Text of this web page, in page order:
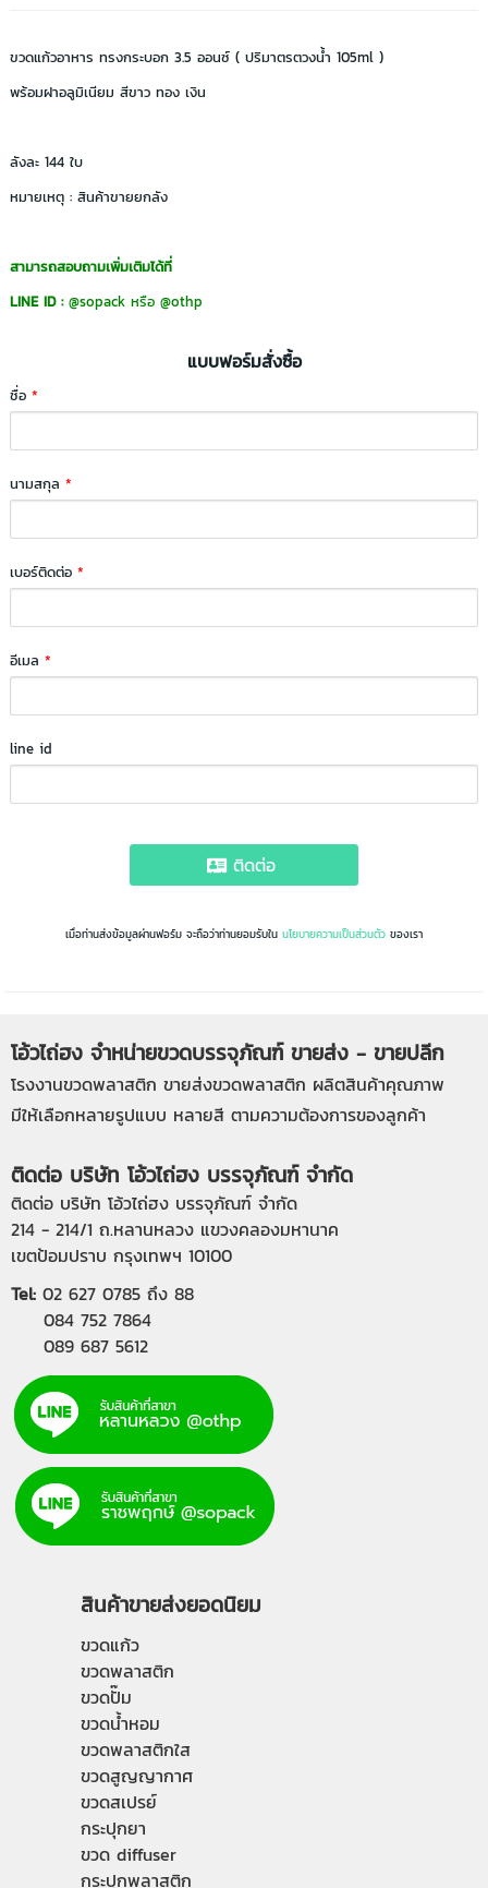
ขวดแก้วอาหาร ทรงกระบอก 3.5 ออนซ์ ( ปริมาตรตวงน้ำ 105ml )
พร้อมฝาอลูมิเนียม สีขาว ทอง เงิน
ลังละ 144 ใบ
หมายเหตุ : สินค้าขายยกลัง
สามารถสอบถามเพิ่มเติมได้ที่
LINE ID : @sopack หรือ@othp
แบบฟอร์มสั่งซื้อ
ชื่อ*
นามสกุล*
เบอร์ติดต่อ*
อีเมล*
line id
ติดต่อ
เมื่อท่านส่งข้อมูลผ่านฟอร์ม จะถือว่าท่านยอมรับใน นโยบายความเป็นส่วนตัว ของเรา
โอ้วไถ่ฮง จำหน่ายขวดบรรจุภัณฑ์ ขายส่ง - ขายปลีก
โรงงานขวดพลาสติก ขายส่งขวดพลาสติก ผลิตสินค้าคุณภาพ
มีให้เลือกหลายรูปแบบ หลายสี ตามความต้องการของลูกค้า
ติดต่อ บริษัท โอ้วไถ่ฮง บรรจุภัณฑ์ จำกัด
ติดต่อ บริษัท โอ้วไถ่ฮง บรรจุภัณฑ์ จำกัด
214 - 214/1 ถ.หลานหลวง แขวงคลองมหานาค
เขตป้อมปราบ กรุงเทพฯ 10100
Tel: 02 627 0785 ถึง 88
084 752 7864
089 687 5612
สินค้าขายส่งยอดนิยม
ขวดแก้ว
ขวดพลาสติก
ขวดปั๊ม
ขวดน้ำหอม
ขวดพลาสติกใส
ขวดสูญญากาศ
ขวดสเปรย์
กระปุกยา
ขวด diffuser
กระปุกพลาสติก